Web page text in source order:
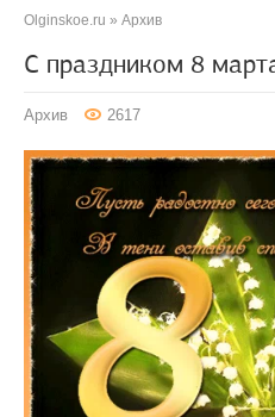
Olginskoe.ru » Архив
С праздником 8
Архив 2617